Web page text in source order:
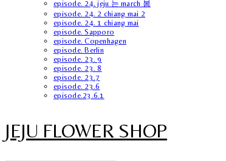
episode. 24. jeju 는 march 봄
episode. 24. 2 chiang mai 2
episode. 24. 1 chiang mai
episode. Sapporo
episode. Copenhagen
episode. Berlin
episode. 23. 9
episode. 23. 8
episode. 23.7
episode. 23.6
episode.23.6.1
JEJU FLOWER SHOP